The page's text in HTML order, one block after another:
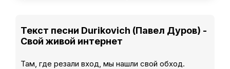
Текст песни Durikovich (Павел Дуров) -
Свой живой интернет
Там, где резали вход, мы нашли свой обход.